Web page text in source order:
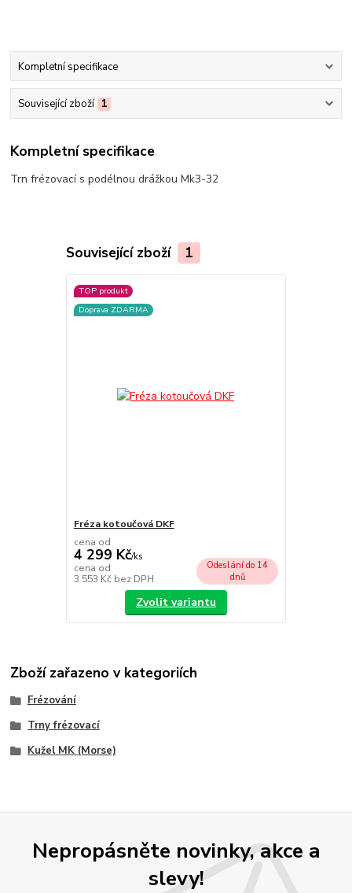
Kompletní specifikace
Související zboží 1
Kompletní specifikace
Trn frézovací s podélnou drážkou Mk3-32
Související zboží 1
TOP produkt
Doprava ZDARMA
Fréza kotoučová DKF
cena od
4 299 Kč/ks
cena od
3 553 Kč bez DPH
Odeslání do 14
dnů
Zvolit variantu
Zboží zařazeno v kategoriích
Frézování
Trny frézovací
Kužel MK (Morse)
Nepropásněte novinky, akce a
slevy!